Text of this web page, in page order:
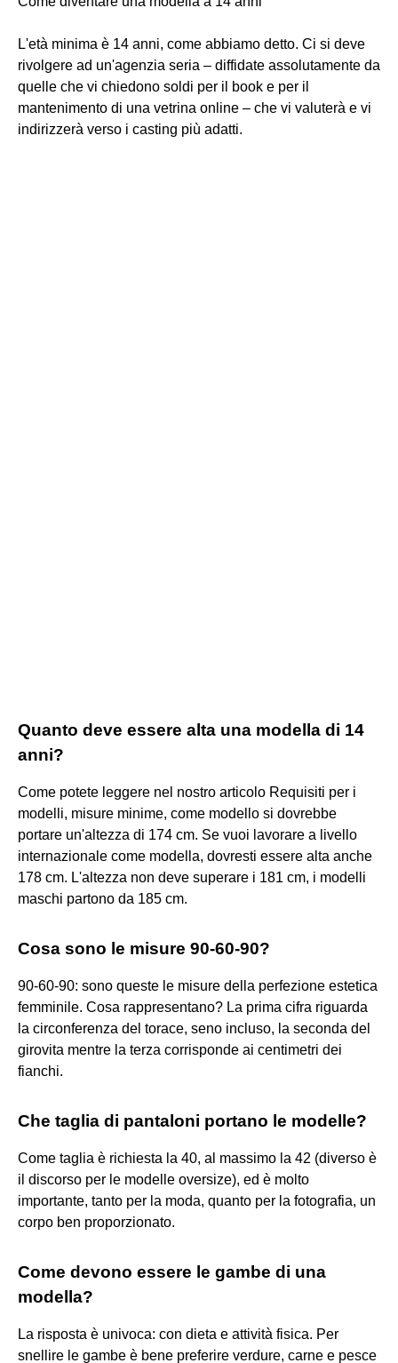
L'età minima è 14 anni, come abbiamo detto. Ci si deve
rivolgere ad un'agenzia seria – diffidate assolutamente da
quelle che vi chiedono soldi per il book e per il
mantenimento di una vetrina online – che vi valuterà e vi
indirizzerà verso i casting più adatti.
Quanto deve essere alta una modella di 14
anni?
Come potete leggere nel nostro articolo Requisiti per i
modelli, misure minime, come modello si dovrebbe
portare un'altezza di 174 cm. Se vuoi lavorare a livello
internazionale come modella, dovresti essere alta anche
178 cm. L'altezza non deve superare i 181 cm, i modelli
maschi partono da 185 cm.
Cosa sono le misure 90-60-90?
90-60-90: sono queste le misure della perfezione estetica
femminile. Cosa rappresentano? La prima cifra riguarda
la circonferenza del torace, seno incluso, la seconda del
girovita mentre la terza corrisponde ai centimetri dei
fianchi.
Che taglia di pantaloni portano le modelle?
Come taglia è richiesta la 40, al massimo la 42 (diverso è
il discorso per le modelle oversize), ed è molto
importante, tanto per la moda, quanto per la fotografia, un
corpo ben proporzionato.
Come devono essere le gambe di una
modella?
La risposta è univoca: con dieta e attività fisica. Per
snellire le gambe è bene preferire verdure, carne e pesce